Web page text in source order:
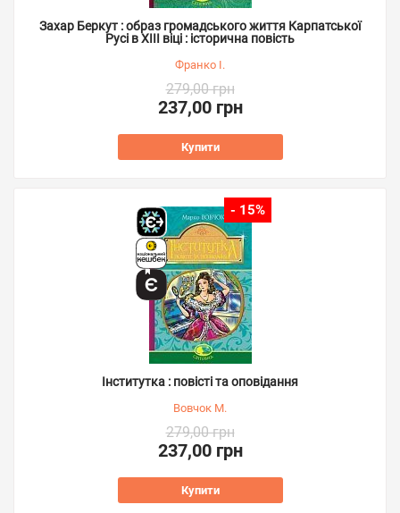
Захар Беркут : образ громадського життя Карпатської
Русі в XIII віці : історична повість
Франко І.
279,00 грн
237,00 грн
Купити
- 15%
Інститутка : повісті та оповідання
Вовчок М.
279,00 грн
237,00 грн
Купити